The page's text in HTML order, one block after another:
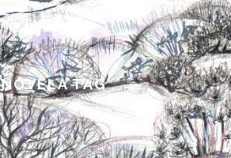
NOVELA TAG